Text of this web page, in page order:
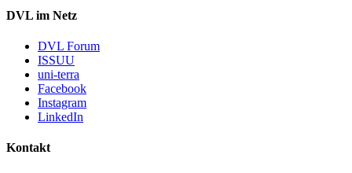
DVL im Netz
DVL Forum
ISSUU
uni-terra
Facebook
Instagram
LinkedIn
Kontakt